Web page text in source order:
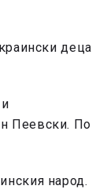
деца
Пеевски. По
народ.